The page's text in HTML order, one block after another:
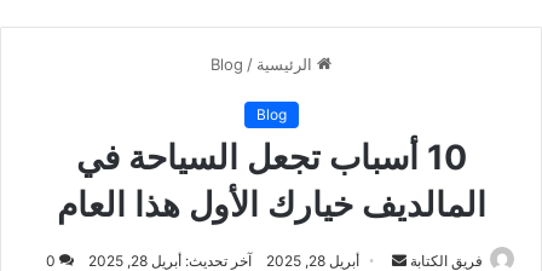
الرئيسية /
Blog
Blog
10 أسباب تجعل السياحة في
المالديف خيارك الأول هذا العام
فريق الكتابة
أرسل أبريل 28, 2025 آخر تحديث: أبريل 28, 2025 0